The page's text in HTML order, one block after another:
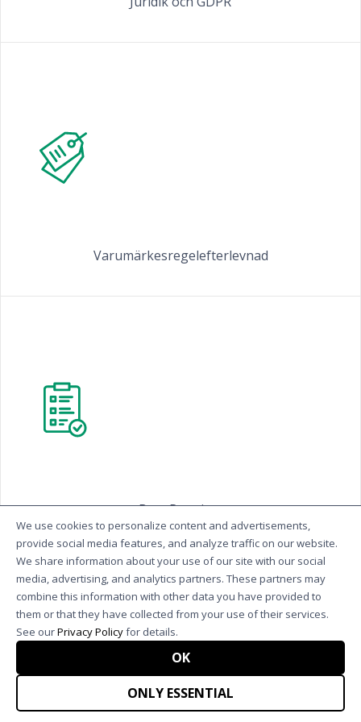
Varumärkesregelefterlevnad
Best Practices
Jämför DiagnoSEO
med andra SEO-verktyg
We use cookies to personalize content and advertisements,
provide social media features, and analyze traffic on our website.
We share information about your use of our site with our social
media, advertising, and analytics partners. These partners may
combine this information with other data you have provided to
them or that they have collected from your use of their services.
See ourPrivacy Policyfor details.
OK
ONLY ESSENTIAL